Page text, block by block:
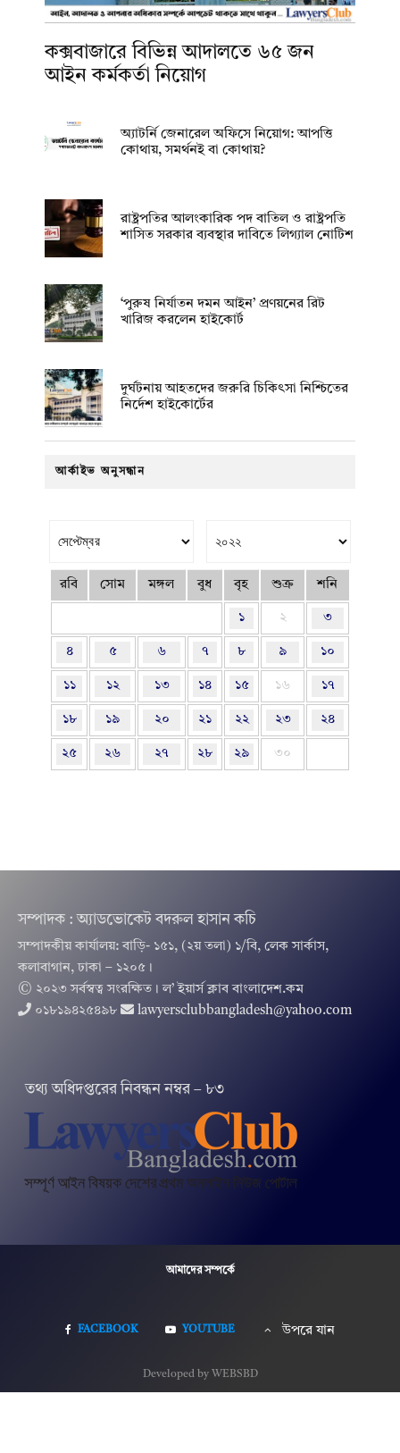
কক্সবাজারে বিভিন্ন আদালতে ৬৫ জন
আইন কর্মকর্তা নিয়োগ
অ্যাটর্নি জেনারেল অফিসে নিয়োগ: আপত্তি
কোথায়, সমর্থনই বা কোথায়?
রাষ্ট্রপতির আলংকারিক পদ বাতিল ও রাষ্ট্রপতি
শাসিত সরকার ব্যবস্থার দাবিতে লিগ্যাল নোটিশ
‘পুরুষ নির্যাতন দমন আইন’ প্রণয়নের রিট
খারিজ করলেন হাইকোর্ট
দুর্ঘটনায় আহতদের জরুরি চিকিৎসা নিশ্চিতের
নির্দেশ হাইকোর্টের
আর্কাইভ অনুসন্ধান
রবি সোম মঙ্গল বুধ বৃহ শুক্র শনি
১ ২ ৩
৪ ৫ ৬ ৭ ৮ ৯ ১০
১১ ১২ ১৩ ১৪ ১৫ ১৬ ১৭
১৮ ১৯ ২০ ২১ ২২ ২৩ ২৪
২৫ ২৬ ২৭ ২৮ ২৯ ৩০
সম্পাদক : অ্যাডভোকেট বদরুল হাসান কচি
সম্পাদকীয় কার্যালয়: বাড়ি- ১৫১, (২য় তলা) ১/বি, লেক সার্কাস,
কলাবাগান, ঢাকা – ১২০৫।
© ২০২৩ সর্বস্বত্ব সংরক্ষিত । ল’ ইয়ার্স ক্লাব বাংলাদেশ.কম
০১৮১৯৪২৫৪৯৮
lawyersclubbangladesh@yahoo.com
তথ‌্য অ‌ধিদপ্ত‌রের নিবন্ধন নম্বর – ৮৩
আমাদের সম্পর্কে
FACEBOOK YOUTUBE উপরে যান
Developed by WEBSBD